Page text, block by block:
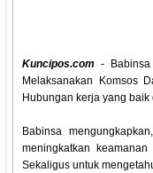
Kuncipos.com -
Melaksanakan Komsos
Hubungan kerja yang
Babinsa
meningkatkan
Sekaligus untuk